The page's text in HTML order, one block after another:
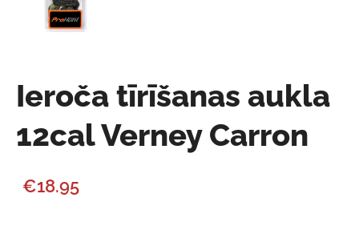
Ieroča tīrīšanas aukla
12cal Verney Carron
€18.95